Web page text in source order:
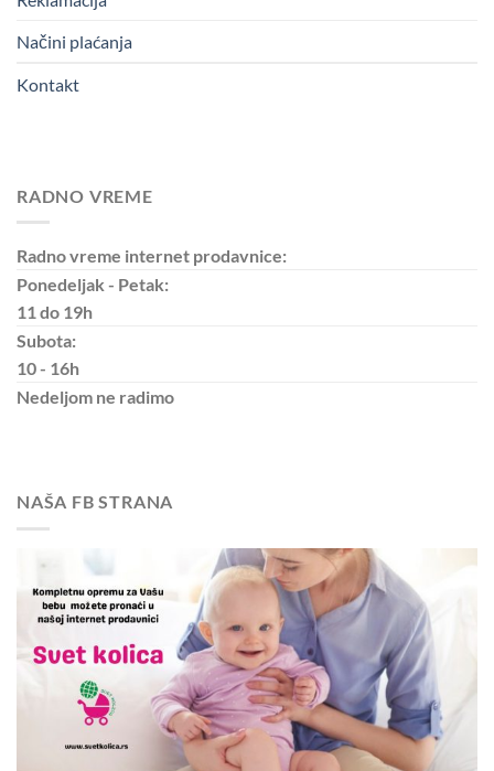
Načini plaćanja
Kontakt
RADNO VREME
Radno vreme internet prodavnice:
Ponedeljak - Petak:
11 do 19h
Subota:
10 - 16h
Nedeljom ne radimo
NAŠA FB STRANA